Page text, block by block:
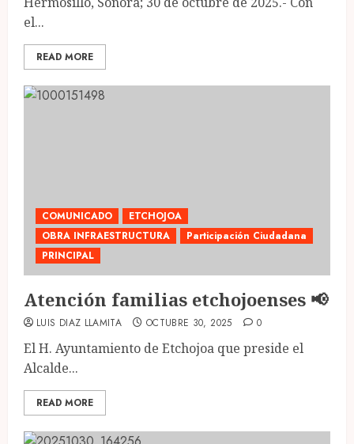
el...
READ MORE
COMUNICADO
ETCHOJOA
OBRA INFRAESTRUCTURA
Participación Ciudadana
PRINCIPAL
Atención familias etchojoenses 📢
LUIS DIAZ LLAMITA OCTUBRE 30, 2025 0
El H. Ayuntamiento de Etchojoa que preside el
Alcalde...
READ MORE